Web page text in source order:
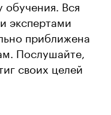
обучения. Вся
экспертами
приближена
Послушайте,
своих целей